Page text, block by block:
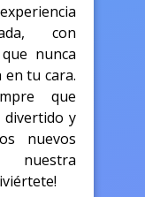
con
nunca
tu cara.
que
divertido y
nuevos
nuestra